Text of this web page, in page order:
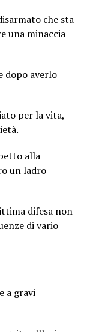
che sta
una minaccia
dopo averlo
per la vita,
alla
un ladro
difesa non
di vario
a gravi